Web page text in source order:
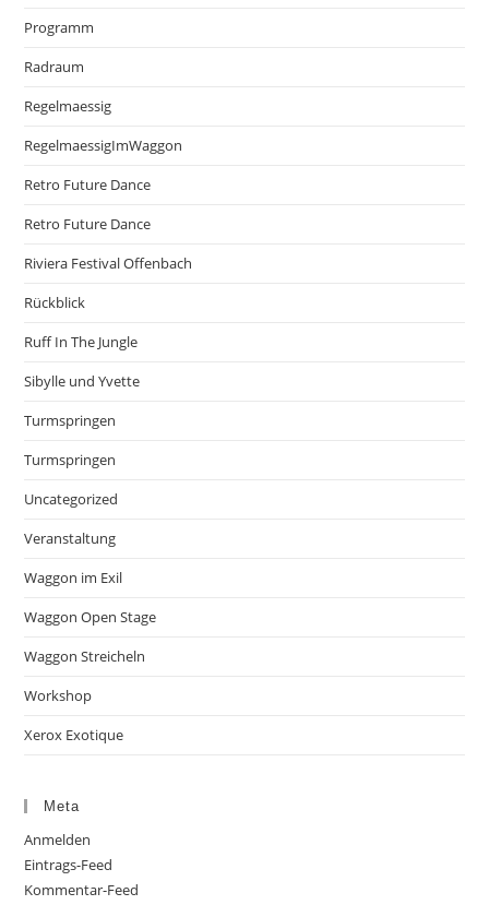
Programm
Radraum
Regelmaessig
RegelmaessigImWaggon
Retro Future Dance
Retro Future Dance
Riviera Festival Offenbach
Rückblick
Ruff In The Jungle
Sibylle und Yvette
Turmspringen
Turmspringen
Uncategorized
Veranstaltung
Waggon im Exil
Waggon Open Stage
Waggon Streicheln
Workshop
Xerox Exotique
Meta
Anmelden
Eintrags-Feed
Kommentar-Feed